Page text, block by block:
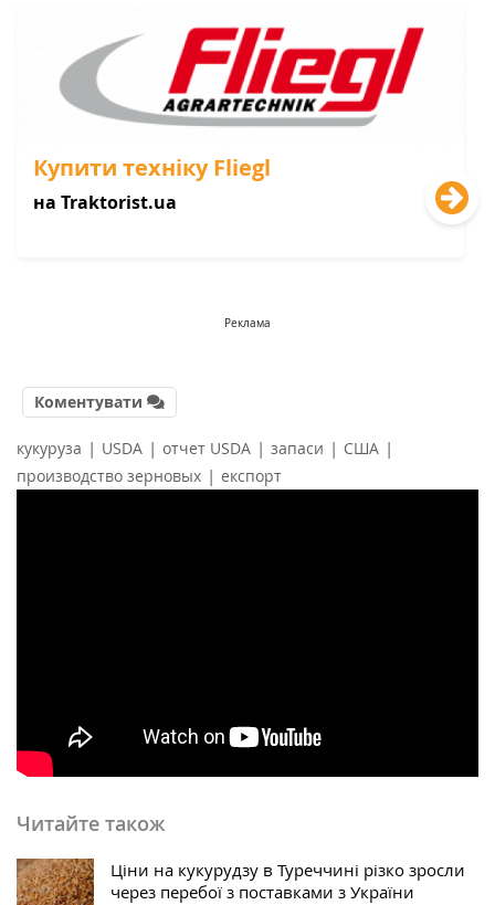
Купити техніку Fliegl
на Traktorist.ua
Реклама
Коментувати
кукуруза | USDA | отчет USDA | запаси | США |
производство зерновых | експорт
Читайте також
Ціни на кукурудзу в Туреччині різко зросли
через перебої з поставками з України